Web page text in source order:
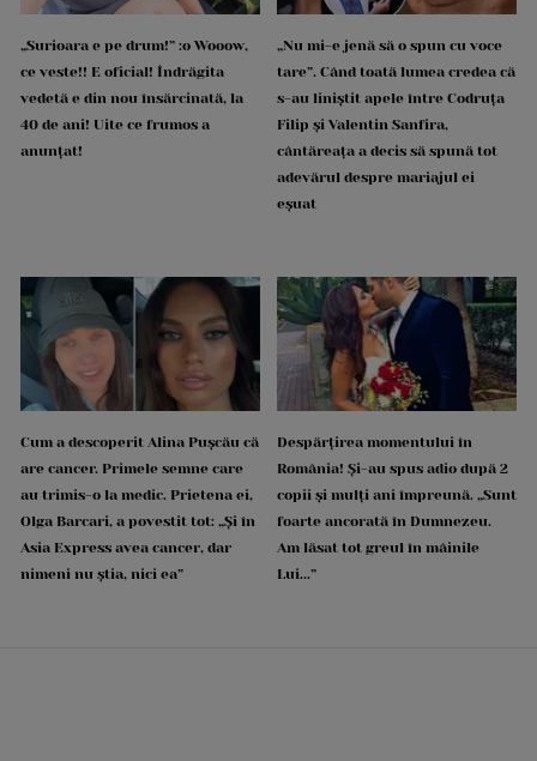
„Surioara e pe drum!” :o Wooow,
ce veste!! E oficial! Îndrăgita
vedetă e din nou însărcinată, la
40 de ani! Uite ce frumos a
anunțat!
„Nu mi-e jenă să o spun cu voce
tare”. Când toată lumea credea că
s-au liniștit apele între Codruța
Filip și Valentin Sanfira,
cântăreața a decis să spună tot
adevărul despre mariajul ei
eșuat
Cum a descoperit Alina Pușcău că
are cancer. Primele semne care
au trimis-o la medic. Prietena ei,
Olga Barcari, a povestit tot: „Și în
Asia Express avea cancer, dar
nimeni nu știa, nici ea”
Despărțirea momentului în
România! Și-au spus adio după 2
copii și mulți ani împreună. „Sunt
foarte ancorată în Dumnezeu.
Am lăsat tot greul în mâinile
Lui...”